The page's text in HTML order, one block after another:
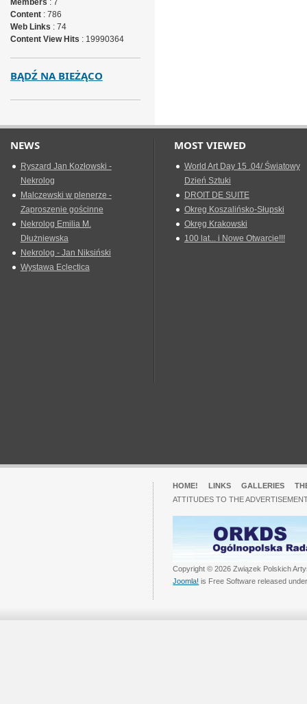
Members : 7
Content: 786
Web Links : 74
Content View Hits : 19990364
BĄDŹ NA BIEŻĄCO
NEWS
Ryszard Jan Kozłowski -
Nekrolog
Malczewski w plenerze -
Zaproszenie gościnne
Nekrolog Emilia M.
Dłużniewska
Nekrolog - Jan Niksiński
Wystawa Eclectica
MOST VIEWED
World Art Day 15 .04/ Światowy
Dzień Sztuki
DROIT DE SUITE
Okreg Koszalińsko-Słupski
Okręg Krakowski
100 lat... i Nowe Otwarcie!!!
HOME! LINKS GALLERIES
ATTITUDES TO THE
Copyright © 2026 Związek Polskich
Joomla! is Free Software released